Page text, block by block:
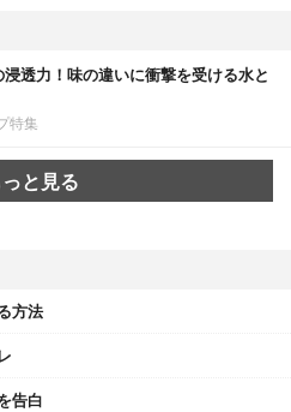
透力！味の違いに衝撃を受ける水と
特集
っと見る
方法
告白